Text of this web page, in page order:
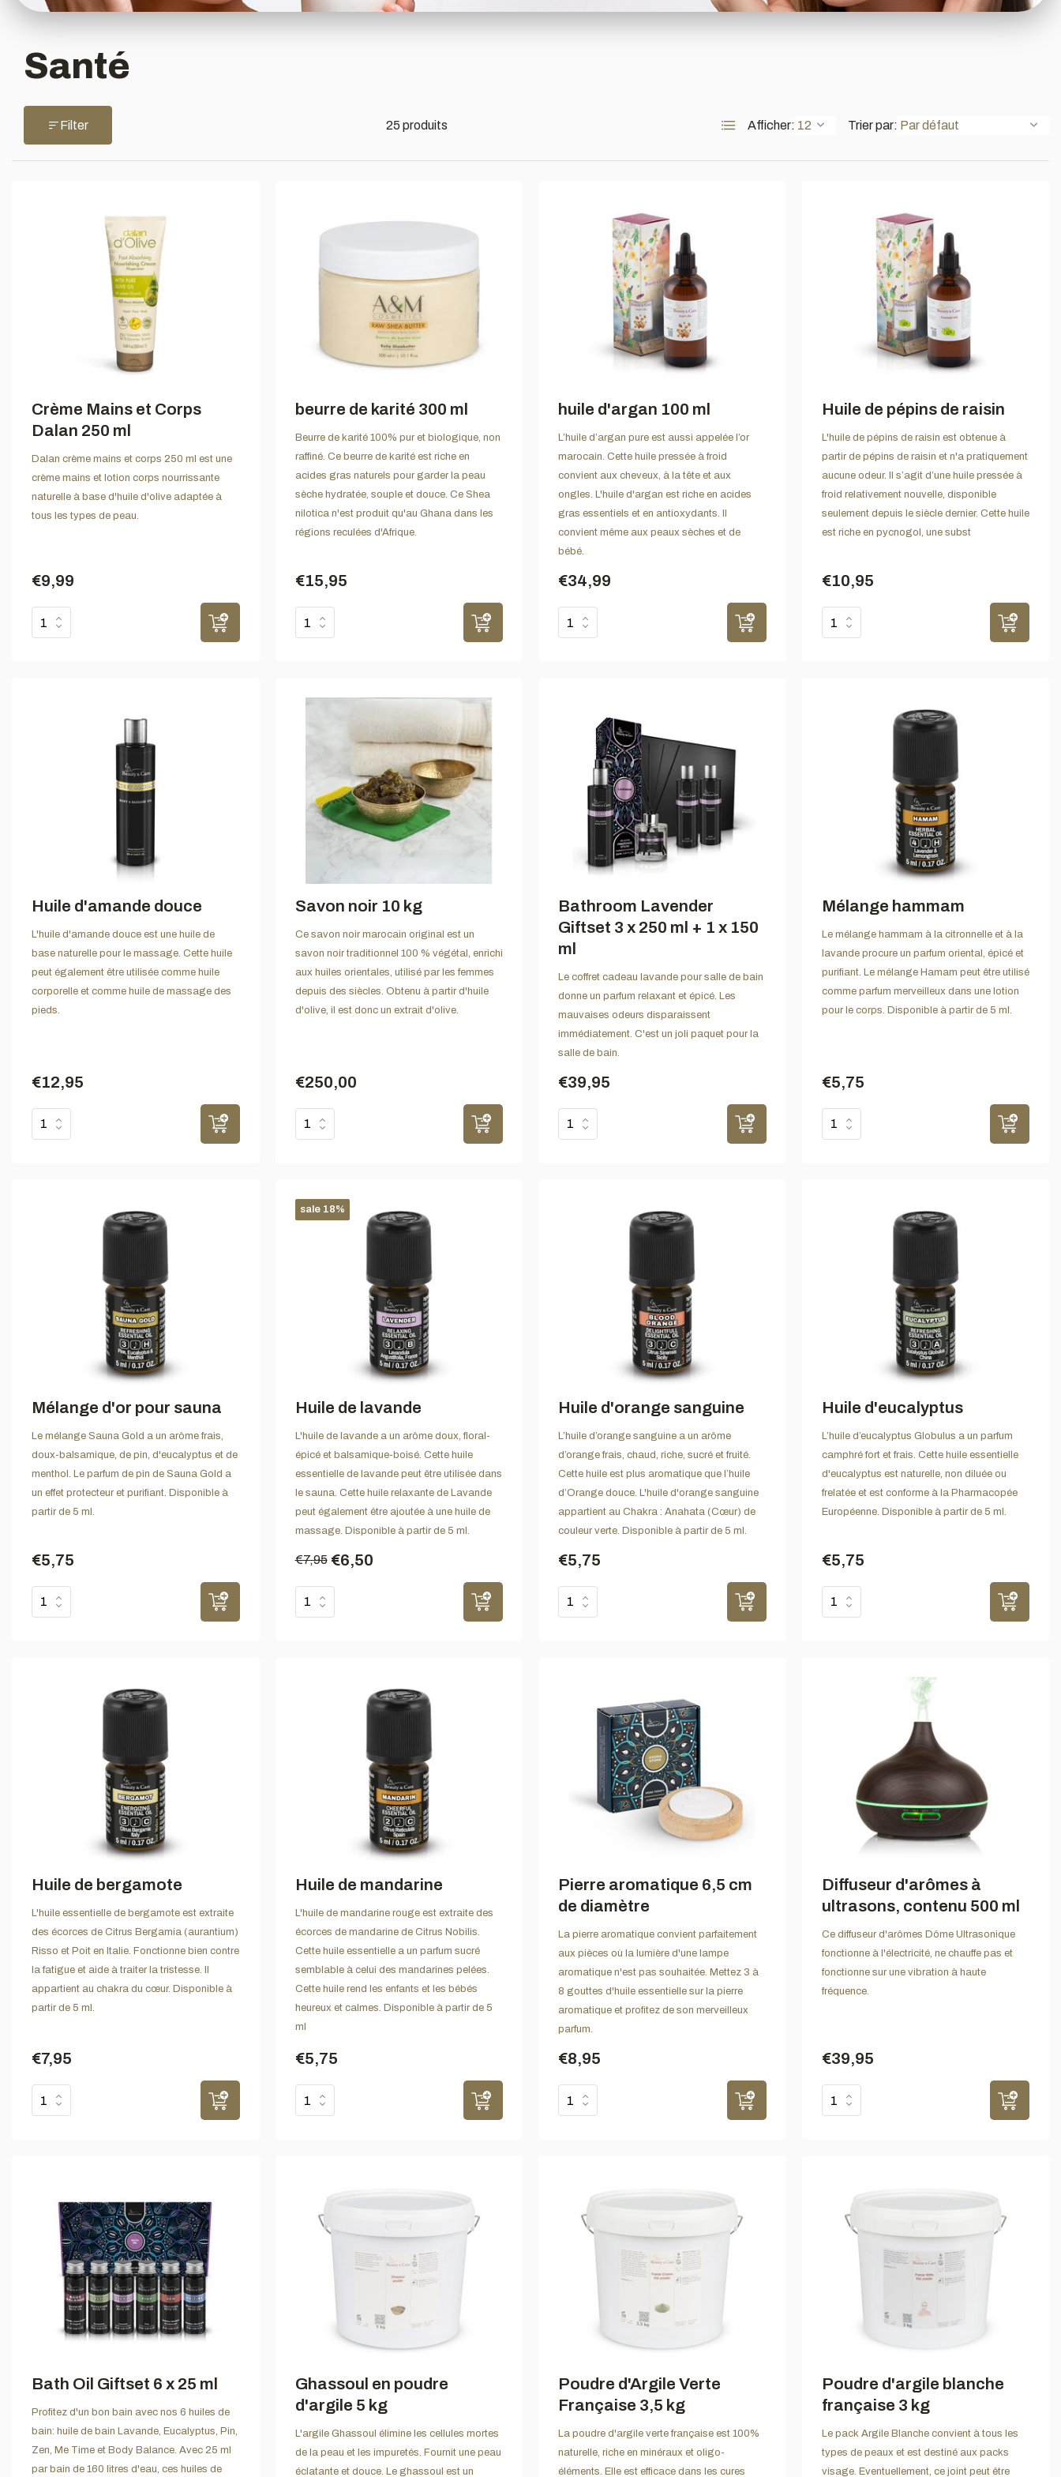
Santé
Filter 25 produits Afficher: Trier par:
Crème Mains et Corps
Dalan 250 ml
Dalan crème mains et corps 250 ml est une
crème mains et lotion corps nourrissante
naturelle à base d'huile d'olive adaptée à
tous les types de peau.
€9,99
beurre de karité 300 ml
Beurre de karité 100% pur et biologique, non
raffiné. Ce beurre de karité est riche en
acides gras naturels pour garder la peau
sèche hydratée, souple et douce. Ce Shea
nilotica n'est produit qu'au Ghana dans les
régions reculées d'Afrique.
€15,95
huile d'argan 100 ml
L’huile d’argan pure est aussi appelée l’or
marocain. Cette huile pressée à froid
convient aux cheveux, à la tête et aux
ongles. L'huile d'argan est riche en acides
gras essentiels et en antioxydants. Il
convient même aux peaux sèches et de
bébé.
€34,99
Huile de pépins de raisin
L'huile de pépins de raisin est obtenue à
partir de pépins de raisin et n'a pratiquement
aucune odeur. Il s’agit d’une huile pressée à
froid relativement nouvelle, disponible
seulement depuis le siècle dernier. Cette huile
est riche en pycnogol, une subst
€10,95
Huile d'amande douce
L'huile d'amande douce est une huile de
base naturelle pour le massage. Cette huile
peut également être utilisée comme huile
corporelle et comme huile de massage des
pieds.
€12,95
Savon noir 10 kg
Ce savon noir marocain original est un
savon noir traditionnel 100 % végétal, enrichi
aux huiles orientales, utilisé par les femmes
depuis des siècles. Obtenu à partir d'huile
d'olive, il est donc un extrait d'olive.
€250,00
Bathroom Lavender
Giftset 3 x 250 ml + 1 x 150
ml
Le coffret cadeau lavande pour salle de bain
donne un parfum relaxant et épicé. Les
mauvaises odeurs disparaissent
immédiatement. C'est un joli paquet pour la
salle de bain.
€39,95
Mélange hammam
Le mélange hammam à la citronnelle et à la
lavande procure un parfum oriental, épicé et
purifiant. Le mélange Hamam peut être utilisé
comme parfum merveilleux dans une lotion
pour le corps. Disponible à partir de 5 ml.
€5,75
Mélange d'or pour sauna
Le mélange Sauna Gold a un arôme frais,
doux-balsamique, de pin, d'eucalyptus et de
menthol. Le parfum de pin de Sauna Gold a
un effet protecteur et purifiant. Disponible à
partir de 5 ml.
€5,75
sale 18%
Huile de lavande
L'huile de lavande a un arôme doux, floral-
épicé et balsamique-boisé. Cette huile
essentielle de lavande peut être utilisée dans
le sauna. Cette huile relaxante de Lavande
peut également être ajoutée à une huile de
massage. Disponible à partir de 5 ml.
€7,95 €6,50
Huile d'orange sanguine
L’huile d’orange sanguine a un arôme
d’orange frais, chaud, riche, sucré et fruité.
Cette huile est plus aromatique que l’huile
d’Orange douce. L'huile d'orange sanguine
appartient au Chakra : Anahata (Cœur) de
couleur verte. Disponible à partir de 5 ml.
€5,75
Huile d'eucalyptus
L’huile d’eucalyptus Globulus a un parfum
camphré fort et frais. Cette huile essentielle
d'eucalyptus est naturelle, non diluée ou
frelatée et est conforme à la Pharmacopée
Européenne. Disponible à partir de 5 ml.
€5,75
Huile de bergamote
L'huile essentielle de bergamote est extraite
des écorces de Citrus Bergamia (aurantium)
Risso et Poit en Italie. Fonctionne bien contre
la fatigue et aide à traiter la tristesse. Il
appartient au chakra du cœur. Disponible à
partir de 5 ml.
€7,95
Huile de mandarine
L'huile de mandarine rouge est extraite des
écorces de mandarine de Citrus Nobilis.
Cette huile essentielle a un parfum sucré
semblable à celui des mandarines pelées.
Cette huile rend les enfants et les bébés
heureux et calmes. Disponible à partir de 5
ml
€5,75
Pierre aromatique 6,5 cm
de diamètre
La pierre aromatique convient parfaitement
aux pièces où la lumière d'une lampe
aromatique n'est pas souhaitée. Mettez 3 à
8 gouttes d'huile essentielle sur la pierre
aromatique et profitez de son merveilleux
parfum.
€8,95
Diffuseur d'arômes à
ultrasons, contenu 500 ml
Ce diffuseur d'arômes Dôme Ultrasonique
fonctionne à l'électricité, ne chauffe pas et
fonctionne sur une vibration à haute
fréquence.
€39,95
Bath Oil Giftset 6 x 25 ml
Profitez d'un bon bain avec nos 6 huiles de
bain: huile de bain Lavande, Eucalyptus, Pin,
Zen, Me Time et Body Balance. Avec 25 ml
par bain de 160 litres d'eau, ces huiles de
Ghassoul en poudre
d'argile 5 kg
L'argile Ghassoul élimine les cellules mortes
de la peau et les impuretés. Fournit une peau
éclatante et douce. Le ghassoul est un
Poudre d'Argile Verte
Française 3,5 kg
La poudre d'argile verte française est 100%
naturelle, riche en minéraux et oligo-
éléments. Elle est efficace dans les cures
Poudre d'argile blanche
française 3 kg
Le pack Argile Blanche convient à tous les
types de peaux et est destiné aux packs
visage. Eventuellement, ce joint peut être